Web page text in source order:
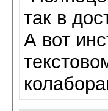
так в
А вот